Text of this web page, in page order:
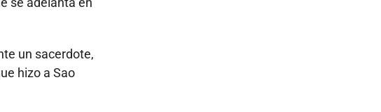
un sacerdote,
hizo a Sao